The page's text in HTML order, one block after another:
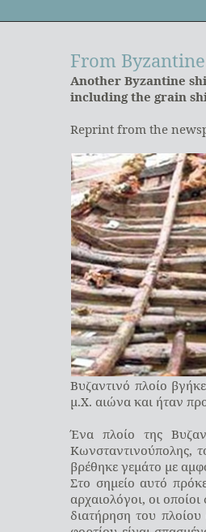
From
Another Byzantine
including the grain
Reprint from the
Βυζαντινό πλοίο
μ.Χ. αιώνα και ήταν
Ένα πλοίο της
Κωνσταντινούπολης,
βρέθηκε γεμάτο με
Στο σημείο αυτό
αρχαιολόγοι, οι
διατήρηση του